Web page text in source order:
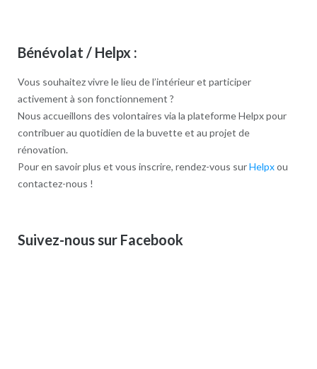
Bénévolat / Helpx :
Vous souhaitez vivre le lieu de l’intérieur et participer
activement à son fonctionnement ?
Nous accueillons des volontaires via la plateforme Helpx pour
contribuer au quotidien de la buvette et au projet de
rénovation.
Pour en savoir plus et vous inscrire, rendez-vous surHelpxou
contactez-nous !
Suivez-nous sur Facebook